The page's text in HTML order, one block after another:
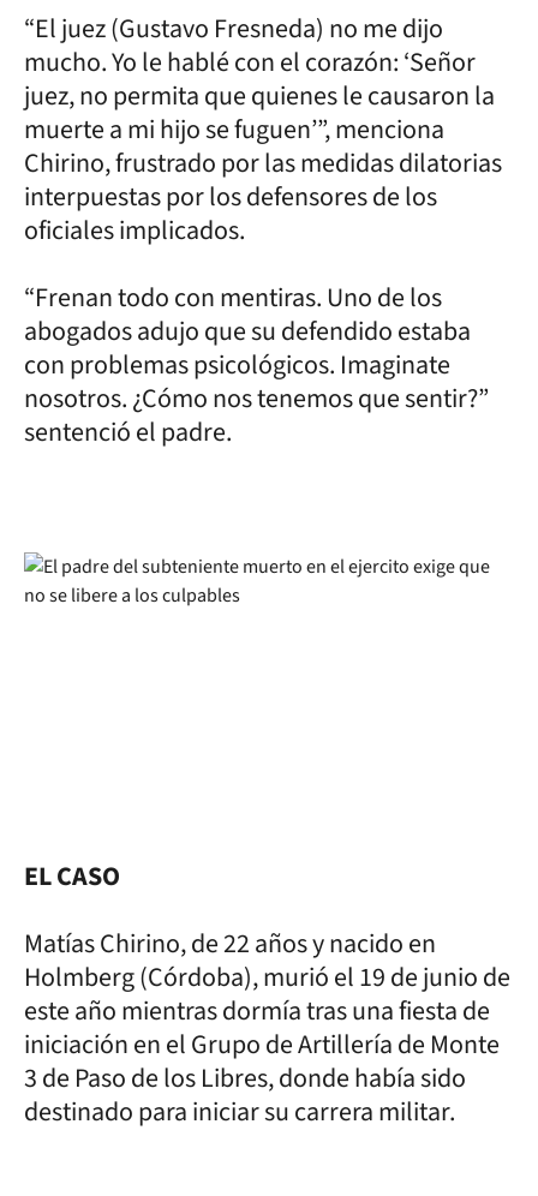
“El juez (Gustavo Fresneda) no me dijo
mucho. Yo le hablé con el corazón: ‘Señor
juez, no permita que quienes le causaron la
muerte a mi hijo se fuguen’”, menciona
Chirino, frustrado por las medidas dilatorias
interpuestas por los defensores de los
oficiales implicados.
“Frenan todo con mentiras. Uno de los
abogados adujo que su defendido estaba
con problemas psicológicos. Imaginate
nosotros. ¿Cómo nos tenemos que sentir?”
sentenció el padre.
EL CASO
Matías Chirino, de 22 años y nacido en
Holmberg (Córdoba), murió el 19 de junio de
este año mientras dormía tras una fiesta de
iniciación en el Grupo de Artillería de Monte
3 de Paso de los Libres, donde había sido
destinado para iniciar su carrera militar.